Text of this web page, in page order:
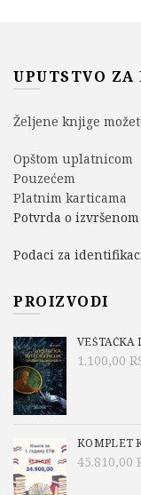
UPUTSTVO ZA
Željene knjige
Opštom uplatnicom
Pouzećem
Platnim karticama
Potvrda o
Podaci za
PROIZVODI
VEŠTAČKA
1.100,00
KOMPLET
45.810,00